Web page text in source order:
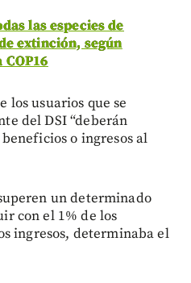
las especies de
extinción, según
los usuarios que se
del DSI “deberán
o ingresos al
un determinado
con el 1% de los
ingresos, determinaba el